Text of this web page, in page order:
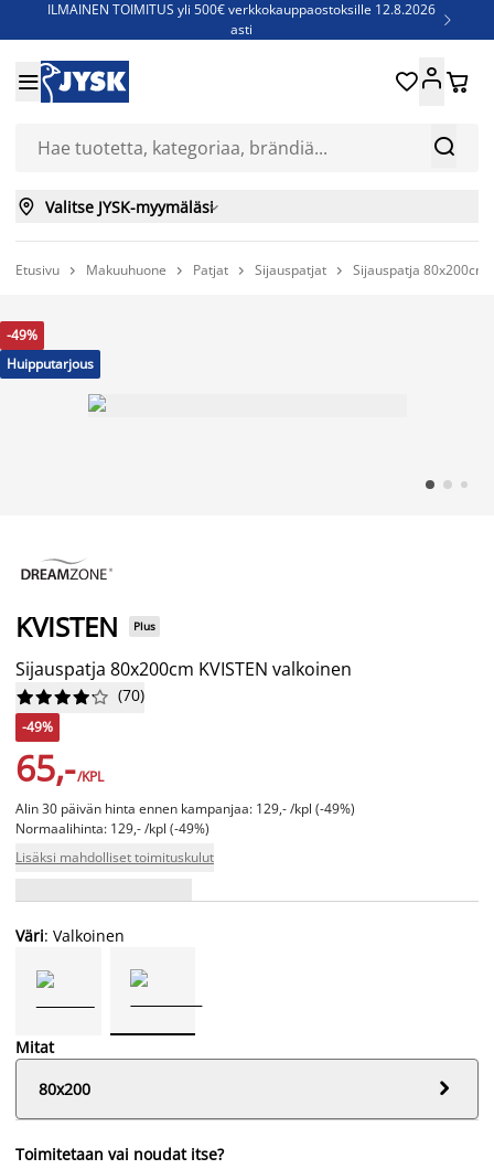
ILMAINEN TOIMITUS yli 500€ verkkokauppaostoksille 12.8.2026
asti

Jenkkisänkyjä - Säästä jopa 60%


 
 Valitse JYSK-myymäläsi
Etusivu  Makuuhuone  Patjat  Sijauspatjat  Sijauspatja 80x200cm
-49%
Huipputarjous
KVISTEN Plus
Sijauspatja 80x200cm KVISTEN valkoinen





 (70)
-49%
65,-/KPL
Alin 30 päivän hinta ennen kampanjaa: 129,- /kpl (-49%)
Normaalihinta: 129,- /kpl (-49%)
Lisäksi mahdolliset toimituskulut
Väri: Valkoinen
Mitat
80x200

Toimitetaan vai noudat itse?